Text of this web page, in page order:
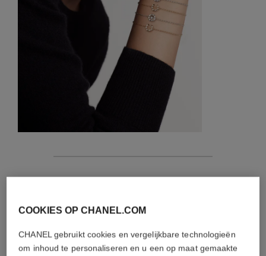
details van dit stuk
COOKIES OP CHANEL.COM
CHANEL gebruikt cookies en vergelijkbare technologieën
om inhoud te personaliseren en u een op maat gemaakte